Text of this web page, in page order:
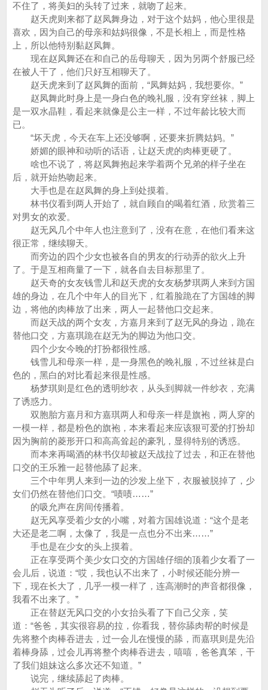
不住了，将美妇的头转了过来，就吻了起来。
赵天虎则来都了赵凤舞身边，对于这个姑妈，他心里很是
喜欢，因为自己的母亲和姑妈很像，不是长相上，而是性格
上，所以他特别黏赵凤舞。
现在赵凤舞还在和自己的岳母聊天，因为另两个舒服已经
在被人干了，他们只好互相聊天了。
赵天虎来到了赵凤舞的面前，“凤舞姑妈，我想要你。”
赵凤舞此时身上是一身白色的晚礼服，没有穿丝袜，脚上
是一双水晶鞋，看起来就像是公主一样，不过年龄比较大而
已。
“坏天虎，今天在车上还没够啊，还要来折腾姑妈。”
娇媚的眼神和动听的话语，让赵天虎的肉棒更硬了。
啥也不说了，将赵凤舞抱起来学着两个兄弟的样子坐在
后，就开始热吻起来。
大手也是在赵凤舞的身上到处摸着。
林书仪看到两人开始了，就自顾自的喝着红酒，欣赏着三
对男女的欢爱。
赵无风几个中年人也注意到了，没有在意，在他们看来这
很正常，继续聊天。
而旁边的四个少女也被各自的男友的行动弄的欲火上升
了。于是互相商量了一下，就各自去目标那里了。
赵天奇的女友钱雪儿和赵天虎的女友杨梦琪两人来到方国
雄的身边，在几个中年人的目光下，红着脸跪在了方国雄的脚
边，将他的肉棒放了出来，两人一起替他口交起来。
而赵天战的两个女友，方嘉月来到了赵无风的身边，跪在
替他口交，方嘉琪跪在赵无为的脚边为他口交。
四个少女今晚的打扮都很性感。
钱雪儿和母亲一样，是一身黑色的晚礼服，不过丝袜是白
色的，黑白的对比看起来很是性感。
杨梦琪则是红色的透明纱衣，从头到脚就一件纱衣，充满
了诱惑力。
双胞胎方嘉月和方嘉琪两人和母亲一样是旗袍，两人穿的
一模一样，都是粉色的旗袍，本来看起来应该狠可爱的打扮却
因为胸前的菱形开口和高高耸起的豪乳，显得特别的诱惑。
而本来再喝酒的林书仪却被赵天战拉了过去，和正在替他
口交的王乐雅一起替他舔了起来。
三个中年男人来到一边的沙发上坐下，衣服被脱掉了，少
女们仍然在替他们口交。“啧啧……”
的吸允声在房间传播着。
赵无风享受着少女的小嘴，对着方国雄说道：“这个是老
大还是老二啊，太像了，我是一点也分不出来……”
手也是在少女的头上摸着。
正在享受两个美少女口交的方国雄仔细的顶着少女看了一
会儿后，说道：“哎，我也认不出来了，小时候还能分辨一
下，现在长大了，几乎一模一样了，连高潮时的声音都很像，
我看不出来了。”
正在替赵无风口交的小女抬头看了下自己父亲，笑
道：“爸爸，其实很容易的拉，你看我，替你舔肉帮的时候是
先将整个肉棒吞进去，过一会儿在慢慢的舔，而嘉琪则是先沿
着棒身舔，过会儿再将整个肉棒吞进去，嘻嘻，爸爸真笨，干
了我们姐妹这么多次还不知道。”
说完，继续舔起了肉棒。